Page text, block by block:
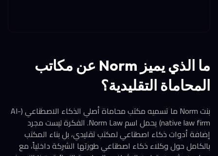
ما الذي يميز Norm عن مكاتب
المحاماة التقليدية؟
بنت Norm ما تسميه مكتب محاماة أصلي الذكاء الاصطناعي (AI-
native law firm) يحمل اسم Norm Law. الفكرة ليست مجرد
إضافة أدوات ذكاء اصطناعي لمكتب تقليدي، بل بناء المكتب
بالكامل حول وكلاء ذكاء اصطناعي طورتها الشركة داخلياً، مع